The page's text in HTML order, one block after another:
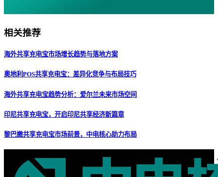
相关推荐
海外共享充电宝市场增长趋势与落地方案
奥地利POS共享充电宝：差异化竞争与布局技巧
海外共享充电宝趋势分析：爱尔兰未来市场空间
印尼共享充电宝，开启印尼共享经济新篇章
黎巴嫩共享充电宝市场前景，中电核心助力布局